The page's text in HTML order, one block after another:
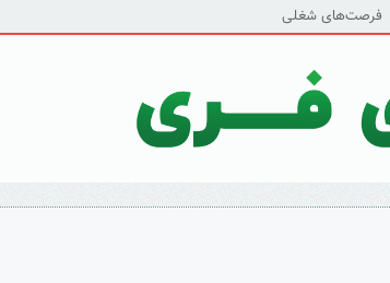
فرصت‌های شغلی